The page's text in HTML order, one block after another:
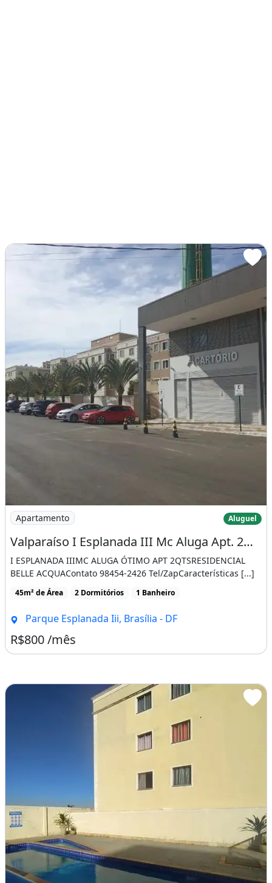
Imagem: Valparaíso I Esplanada III Mc Aluga Apt
Apartamento Aluguel
Valparaíso I Esplanada III Mc Aluga Apt. 2Qts em Frente Ao Fórum
I ESPLANADA IIIMC ALUGA ÓTIMO APT 2QTSRESIDENCIAL
BELLE ACQUAContato 98454-2426 Tel/ZapCaracterísticas [...]
45m² de Área 2 Dormitórios 1 Banheiro
Parque Esplanada Iii, Brasília - DF
R$800 /mês